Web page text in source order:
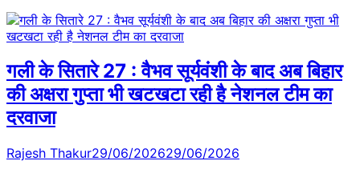
गली के सितारे 27 : वैभव सूर्यवंशी के बाद अब बिहार
की अक्षरा गुप्ता भी खटखटा रही है नेशनल टीम का
दरवाजा
Rajesh Thakur29/06/202629/06/2026